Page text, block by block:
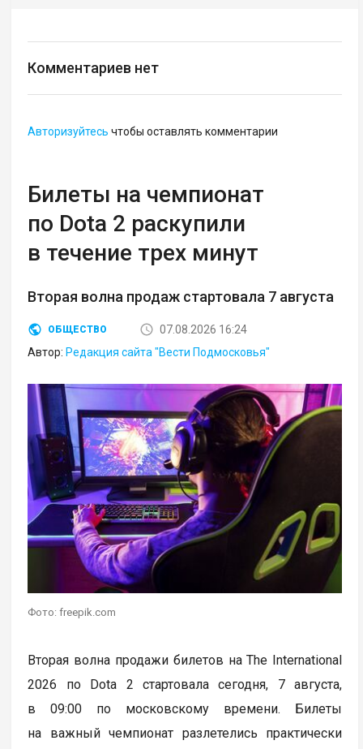
Комментариев нет
Авторизуйтесь чтобы оставлять комментарии
Билеты на чемпионат
по Dota 2 раскупили
в течение трех минут
Вторая волна продаж стартовала 7 августа
ОБЩЕСТВО
07.08.2026 16:24
Автор: Редакция сайта "Вести Подмосковья"
Фото: freepik.com
Вторая волна продажи билетов на The International
2026 по Dota 2 стартовала сегодня, 7 августа,
в 09:00 по московскому времени. Билеты
на важный чемпионат разлетелись практически